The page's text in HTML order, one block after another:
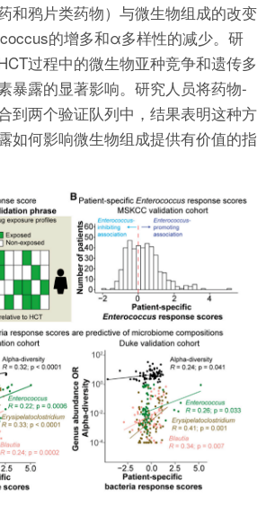
和鸦片类药物）与微生物组成的改变
的增多和α多样性的减少。研
过程中的微生物亚种竞争和遗传多
暴露的显著影响。研究人员将药物-
到两个验证队列中，结果表明这种方
如何影响微生物组成提供有价值的指